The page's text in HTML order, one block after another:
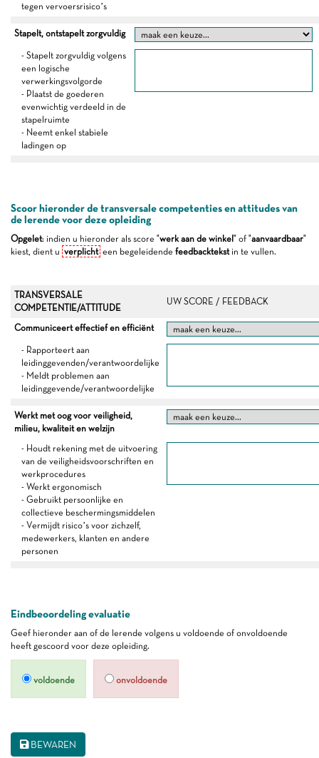
tegen vervoersrisico’s
Stapelt, ontstapelt zorgvuldig
- Stapelt zorgvuldig volgens
een logische
verwerkingsvolgorde
- Plaatst de goederen
evenwichtig verdeeld in de
stapelruimte
- Neemt enkel stabiele
ladingen op
Scoor hieronder de transversale competenties en attitudes van
de lerende voor deze opleiding
Opgelet: indien u hieronder als score "werk aan de winkel " of "aanvaardbaar"
kiest, dient u verplicht een begeleidende feedbacktekstin te vullen.
TRANSVERSALE
COMPETENTIE/ATTITUDE
UW SCORE / FEEDBACK
Communiceert effectief en efficiënt
- Rapporteert aan
leidinggevenden/verantwoordelijke
- Meldt problemen aan
leidinggevende/verantwoordelijke
Werkt met oog voor veiligheid,
milieu, kwaliteit en welzijn
- Houdt rekening met de uitvoering
van de veiligheidsvoorschriften en
werkprocedures
- Werkt ergonomisch
- Gebruikt persoonlijke en
collectieve beschermingsmiddelen
- Vermijdt risico’s voor zichzelf,
medewerkers, klanten en andere
personen
Eindbeoordeling evaluatie
Geef hieronder aan of de lerende volgens u voldoende of onvoldoende
heeft gescoord voor deze opleiding.
voldoende onvoldoende
BEWAREN